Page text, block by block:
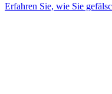
Erfahren Sie, wie Sie